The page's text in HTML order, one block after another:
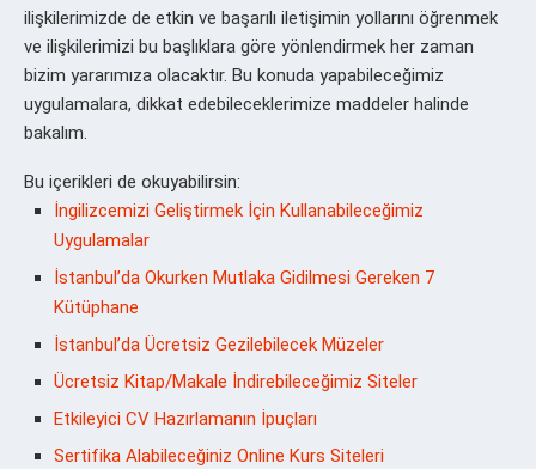
ilişkilerimizde de etkin ve başarılı iletişimin yollarını öğrenmek
ve ilişkilerimizi bu başlıklara göre yönlendirmek her zaman
bizim yararımıza olacaktır. Bu konuda yapabileceğimiz
uygulamalara, dikkat edebileceklerimize maddeler halinde
bakalım.
Bu içerikleri de okuyabilirsin:
İngilizcemizi Geliştirmek İçin Kullanabileceğimiz
Uygulamalar
İstanbul’da Okurken Mutlaka Gidilmesi Gereken 7
Kütüphane
İstanbul’da Ücretsiz Gezilebilecek Müzeler
Ücretsiz Kitap/Makale İndirebileceğimiz Siteler
Etkileyici CV Hazırlamanın İpuçları
Sertifika Alabileceğiniz Online Kurs Siteleri